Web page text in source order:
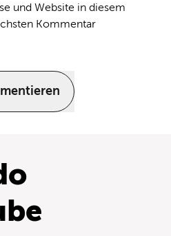
und Website in diesem
Kommentar